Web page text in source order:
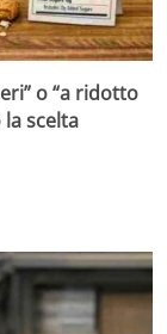
o “a ridotto
scelta